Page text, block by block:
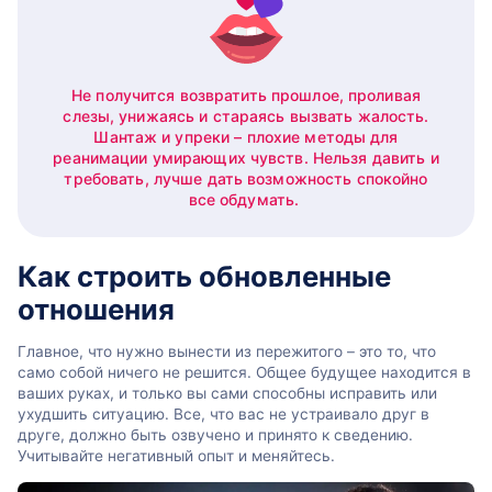
Не получится возвратить прошлое, проливая
слезы, унижаясь и стараясь вызвать жалость.
Шантаж и упреки – плохие методы для
реанимации умирающих чувств. Нельзя давить и
требовать, лучше дать возможность спокойно
все обдумать.
Как строить обновленные
отношения
Главное, что нужно вынести из пережитого – это то, что
само собой ничего не решится. Общее будущее находится в
ваших руках, и только вы сами способны исправить или
ухудшить ситуацию. Все, что вас не устраивало друг в
друге, должно быть озвучено и принято к сведению.
Учитывайте негативный опыт и меняйтесь.